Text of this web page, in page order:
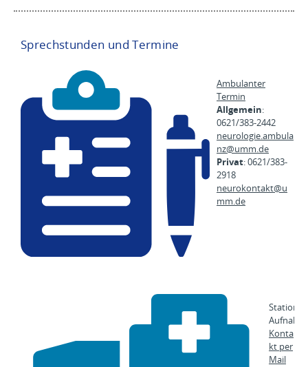
Sprechstunden und Termine
Ambulanter
Termin
Allgemein:
0621/383-2442
neurologie.ambula
nz@umm.de
Privat: 0621/383-
2918
neurokontakt@u
mm.de
Konta
kt per
Mail